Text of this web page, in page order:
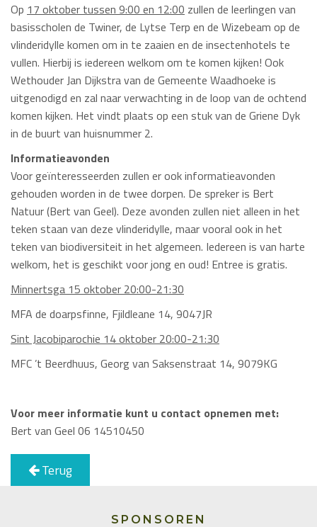
Op 17 oktober tussen 9:00 en 12:00 zullen de leerlingen van
basisscholen de Twiner, de Lytse Terp en de Wizebeam op de
vlinderidylle komen om in te zaaien en de insectenhotels te
vullen. Hierbij is iedereen welkom om te komen kijken! Ook
Wethouder Jan Dijkstra van de Gemeente Waadhoeke is
uitgenodigd en zal naar verwachting in de loop van de ochtend
komen kijken. Het vindt plaats op een stuk van de Griene Dyk
in de buurt van huisnummer 2.
Informatieavonden
Voor geïnteresseerden zullen er ook informatieavonden
gehouden worden in de twee dorpen. De spreker is Bert
Natuur (Bert van Geel). Deze avonden zullen niet alleen in het
teken staan van deze vlinderidylle, maar vooral ook in het
teken van biodiversiteit in het algemeen. Iedereen is van harte
welkom, het is geschikt voor jong en oud! Entree is gratis.
Minnertsga 15 oktober 20:00-21:30
MFA de doarpsfinne, Fjildleane 14, 9047JR
Sint Jacobiparochie 14 oktober 20:00-21:30
MFC ’t Beerdhuus, Georg van Saksenstraat 14, 9079KG
Voor meer informatie kunt u contact opnemen met:
Bert van Geel 06 14510450
Terug
SPONSOREN